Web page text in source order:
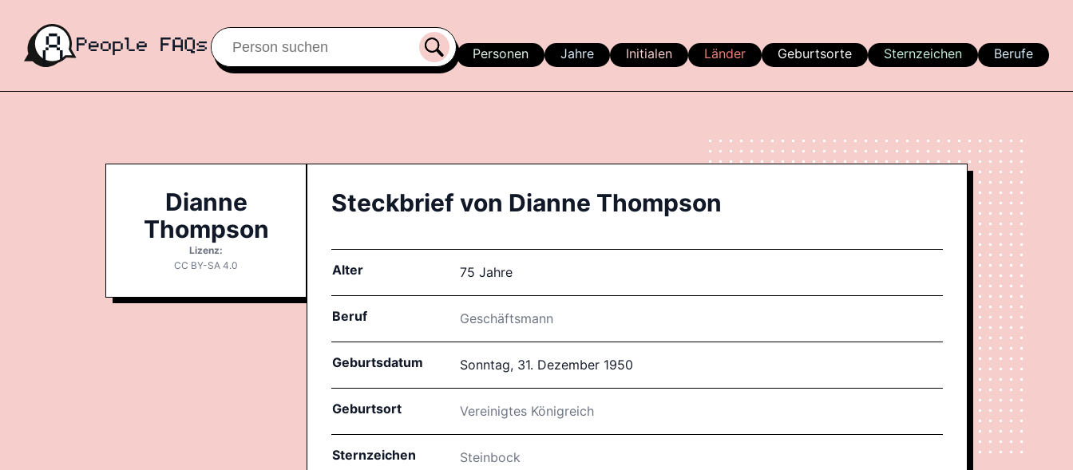
Personen Jahre Initialen Länder Geburtsorte Sternzeichen Berufe
Dianne
Thompson
Lizenz:
CC BY-SA 4.0
Steckbrief von Dianne Thompson
Alter 75 Jahre
Beruf Geschäftsmann
Geburtsdatum Sonntag, 31. Dezember 1950
Geburtsort Vereinigtes Königreich
Sternzeichen Steinbock